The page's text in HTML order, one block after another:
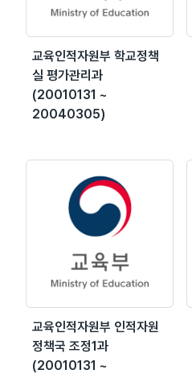
교육인적자원부 학교정책
실 평가관리과
(20010131 ~
20040305)
교육인적자원부 인적자원
정책국 조정1과
(20010131 ~